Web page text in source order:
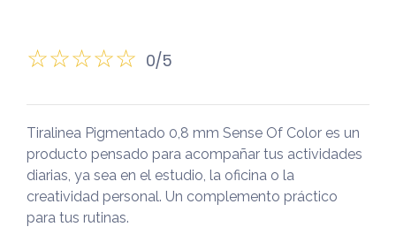
0/5
Tiralinea Pigmentado 0,8 mm Sense Of Color es un
producto pensado para acompañar tus actividades
diarias, ya sea en el estudio, la oficina o la
creatividad personal. Un complemento práctico
para tus rutinas.